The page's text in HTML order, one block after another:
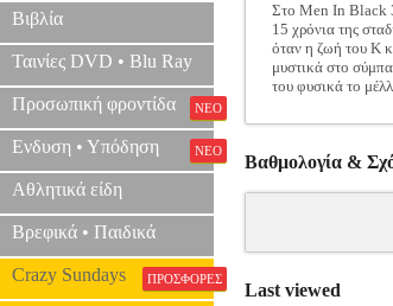
Βιβλία
Ταινίες DVD • Blu Ray
Προσωπική φροντίδα ΝΕΟ
Ενδυση • Υπόδηση ΝΕΟ
Αθλητικά είδη
Βρεφικά • Παιδικά
Crazy Sundays ΠΡΟΣΦΟΡΕΣ
Στο Men In Black
15 χρόνια της
όταν η ζωή του K
μυστικά στο
του φυσικά το
Βαθμολογία &
Last viewed